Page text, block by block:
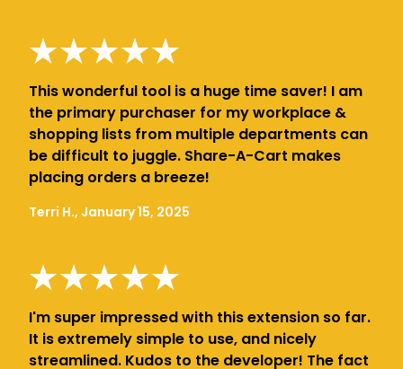
This wonderful tool is a huge time saver! I am
the primary purchaser for my workplace &
shopping lists from multiple departments can
be difficult to juggle. Share-A-Cart makes
placing orders a breeze!
Terri H., January 15, 2025
I'm super impressed with this extension so far.
It is extremely simple to use, and nicely
streamlined. Kudos to the developer! The fact